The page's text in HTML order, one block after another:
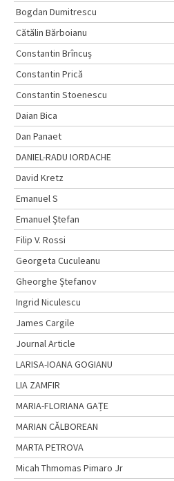
Bogdan Dumitrescu
Cătălin Bărboianu
Constantin Brîncuș
Constantin Prică
Constantin Stoenescu
Daian Bica
Dan Panaet
DANIEL-RADU IORDACHE
David Kretz
Emanuel S
Emanuel Ştefan
Filip V. Rossi
Georgeta Cuculeanu
Gheorghe Ștefanov
Ingrid Niculescu
James Cargile
Journal Article
LARISA-IOANA GOGIANU
LIA ZAMFIR
MARIA-FLORIANA GAȚE
MARIAN CĂLBOREAN
MARTA PETROVA
Micah Thmomas Pimaro Jr